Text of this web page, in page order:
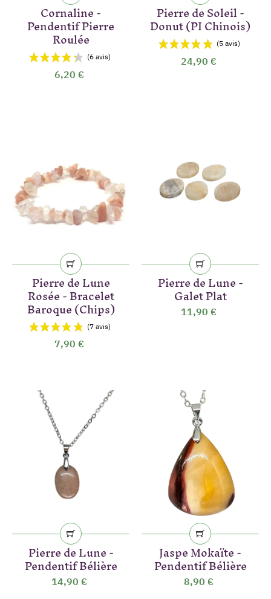
Cornaline -
Pendentif Pierre
Roulée
6,20 €
Pierre de Soleil -
Donut (PI Chinois)
24,90 €
Pierre de Lune
Rosée - Bracelet
Baroque (Chips)
7,90 €
Pierre de Lune -
Galet Plat
11,90 €
Pierre de Lune -
Pendentif Bélière
14,90 €
Jaspe Mokaïte -
Pendentif Bélière
8,90 €